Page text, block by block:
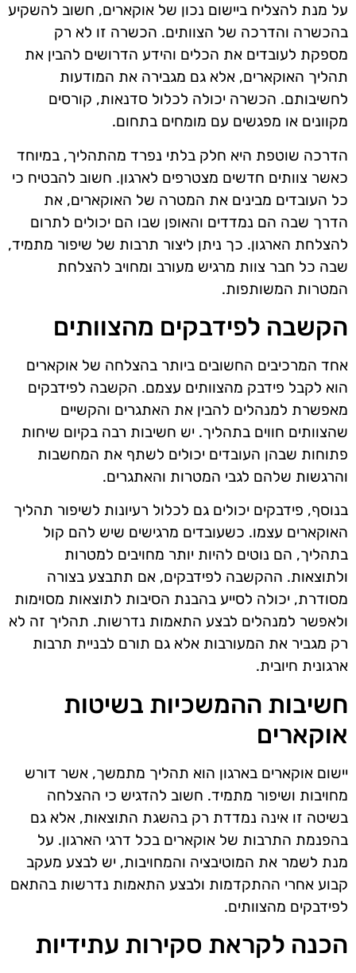
על מנת להצליח ביישום נכון של אוקארים, חשוב להשקיע
בהכשרה והדרכה של הצוותים. הכשרה זו לא רק
מספקת לעובדים את הכלים והידע הדרושים להבין את
תהליך האוקארים, אלא גם מגבירה את המודעות
לחשיבותם. הכשרה יכולה לכלול סדנאות, קורסים
מקוונים או מפגשים עם מומחים בתחום.
הדרכה שוטפת היא חלק בלתי נפרד מהתהליך, במיוחד
כאשר צוותים חדשים מצטרפים לארגון. חשוב להבטיח כי
כל העובדים מבינים את המטרה של האוקארים, את
הדרך שבה הם נמדדים והאופן שבו הם יכולים לתרום
להצלחת הארגון. כך ניתן ליצור תרבות של שיפור מתמיד,
שבה כל חבר צוות מרגיש מעורב ומחויב להצלחת
המטרות המשותפות.
הקשבה לפידבקים מהצוותים
אחד המרכיבים החשובים ביותר בהצלחה של אוקארים
הוא לקבל פידבק מהצוותים עצמם. הקשבה לפידבקים
מאפשרת למנהלים להבין את האתגרים והקשיים
שהצוותים חווים בתהליך. יש חשיבות רבה בקיום שיחות
פתוחות שבהן העובדים יכולים לשתף את המחשבות
והרגשות שלהם לגבי המטרות והאתגרים.
בנוסף, פידבקים יכולים גם לכלול רעיונות לשיפור תהליך
האוקארים עצמו. כשעובדים מרגישים שיש להם קול
בתהליך, הם נוטים להיות יותר מחויבים למטרות
ולתוצאות. ההקשבה לפידבקים, אם תתבצע בצורה
מסודרת, יכולה לסייע בהבנת הסיבות לתוצאות מסוימות
ולאפשר למנהלים לבצע התאמות נדרשות. תהליך זה לא
רק מגביר את המעורבות אלא גם תורם לבניית תרבות
ארגונית חיובית.
חשיבות ההמשכיות בשיטות
אוקארים
יישום אוקארים בארגון הוא תהליך מתמשך, אשר דורש
מחויבות ושיפור מתמיד. חשוב להדגיש כי ההצלחה
בשיטה זו אינה נמדדת רק בהשגת התוצאות, אלא גם
בהפנמת התרבות של אוקארים בכל דרגי הארגון. על
מנת לשמר את המוטיבציה והמחויבות, יש לבצע מעקב
קבוע אחרי ההתקדמות ולבצע התאמות נדרשות בהתאם
לפידבקים מהצוותים.
הכנה לקראת סקירות עתידיות